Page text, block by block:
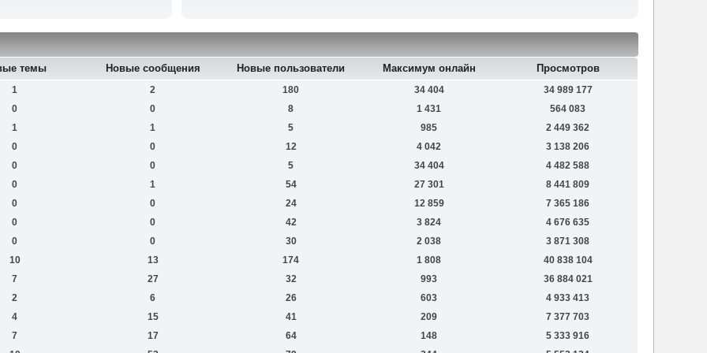
темы Новые сообщения Новые пользователи Максимум онлайн Просмотров
1 2 180 34 404
34 989 177
0
0 8 1 431
564 083
1
1 5 985
2 449 362
0
0 12 4 042
3 138 206
0
0 5 34 404
4 482 588
0
1 54 27 301
8 441 809
0
0 24 12 859
7 365 186
0
0 42 3 824
4 676 635
0
0 30 2 038
3 871 308
10
13 174 1 808
40 838 104
7
27 32 993
36 884 021
2
6 26 603
4 933 413
4
15 41 209
7 377 703
7
17 64 148
5 333 916